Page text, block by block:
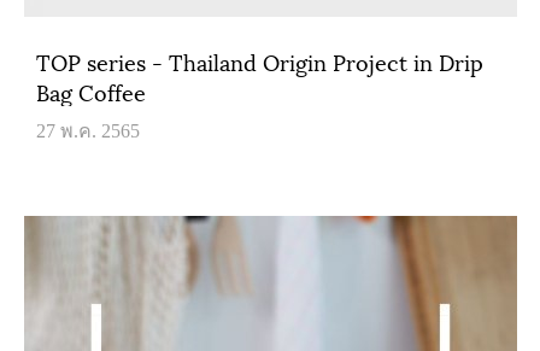
TOP series - Thailand Origin Project in Drip
Bag Coffee
27 พ.ค. 2565